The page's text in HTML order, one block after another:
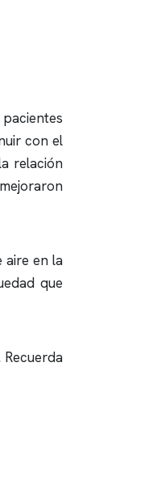
con el
relación
aire en la
que